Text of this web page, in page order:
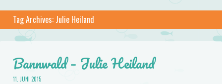
Tag Archives: Julie Heiland
Bannwald – Julie Heiland
11. JUNI 2015